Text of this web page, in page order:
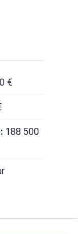
€
188 500